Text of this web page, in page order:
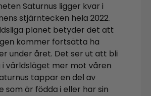
Saturnus ligger kvar i
stjärntecken hela 2022.
planet betyder det att
kommer fortsätta ha
under året. Det ser ut att bli
i världsläget mer mot våren
tappar en del av
som är födda i eller har sin